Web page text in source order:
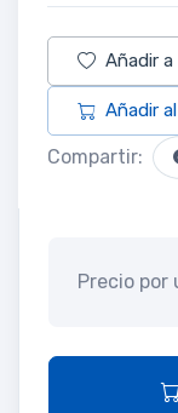
Añadir
Añadir
Compartir:
Precio por